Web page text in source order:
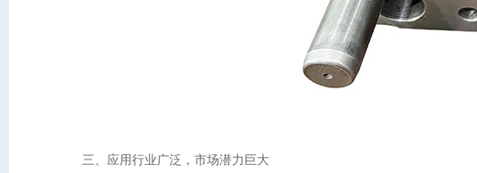
三、应用行业广泛，市场潜力巨大